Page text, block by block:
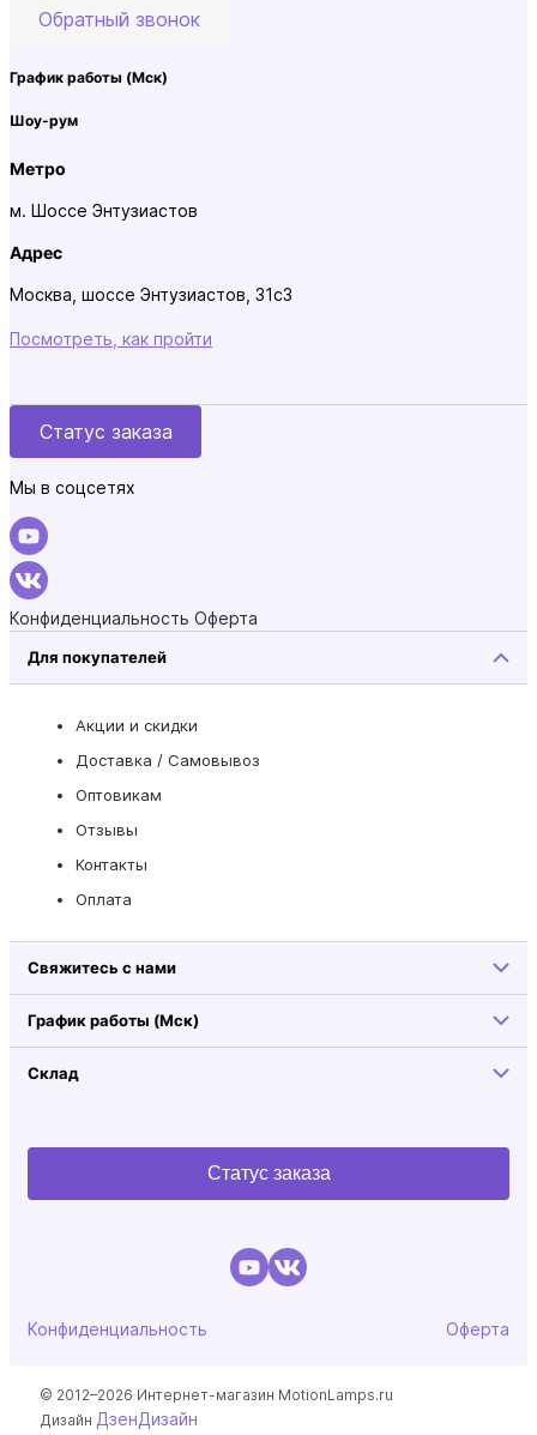
Обратный звонок
График работы (Мск)
Шоу-рум
Метро
м. Шоссе Энтузиастов
Адрес
Москва, шоссе Энтузиастов, 31с3
Посмотреть, как пройти
Статус заказа
Мы в соцсетях
Конфиденциальность Оферта
Для покупателей
Акции и скидки
Доставка / Самовывоз
Оптовикам
Отзывы
Контакты
Оплата
Свяжитесь с нами
График работы (Мск)
Склад
Статус заказа
Конфиденциальность Оферта
© 2012–2026 Интернет-магазин MotionLamps.ru
Дизайн ДзенДизайн